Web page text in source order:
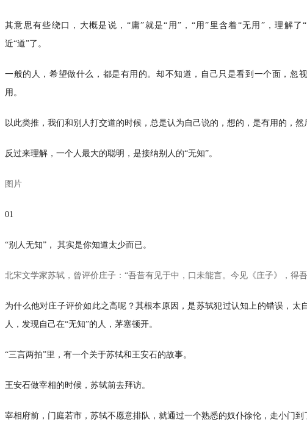
其意思有些绕口，大概是说，“庸”就是“用”，“用”里含着“无用”，理解了
近“道”了。
一般的人，希望做什么，都是有用的。却不知道，自己只是看到一个面，
用。
以此类推，我们和别人打交道的时候，总是认为自己说的，想的，是有用的，然
反过来理解，一个人最大的聪明，是接纳别人的“无知”。
图片
01
“别人无知”， 其实是你知道太少而已。
北宋文学家苏轼，曾评价庄子：“吾昔有见于中，口未能言。今见《庄子》，得
为什么他对庄子评价如此之高呢？其根本原因，是苏轼犯过认知上的错误，太
人，发现自己在“无知”的人，茅塞顿开。
“三言两拍”里，有一个关于苏轼和王安石的故事。
王安石做宰相的时候，苏轼前去拜访。
宰相府前，门庭若市，苏轼不愿意排队，就通过一个熟悉的奴仆徐伦，走小门到